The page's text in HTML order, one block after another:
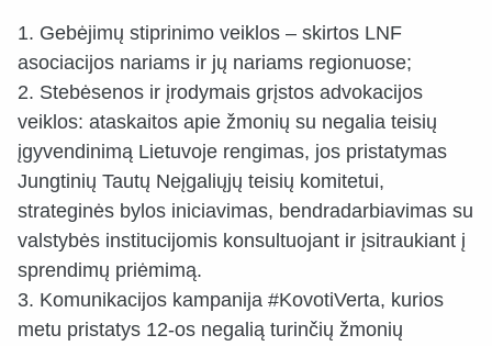
1. Gebėjimų stiprinimo veiklos – skirtos LNF
asociacijos nariams ir jų nariams regionuose;
2. Stebėsenos ir įrodymais grįstos advokacijos
veiklos: ataskaitos apie žmonių su negalia teisių
įgyvendinimą Lietuvoje rengimas, jos pristatymas
Jungtinių Tautų Neįgaliųjų teisių komitetui,
strateginės bylos iniciavimas, bendradarbiavimas su
valstybės institucijomis konsultuojant ir įsitraukiant į
sprendimų priėmimą.
3. Komunikacijos kampanija #KovotiVerta, kurios
metu pristatys 12-os negalią turinčių žmonių